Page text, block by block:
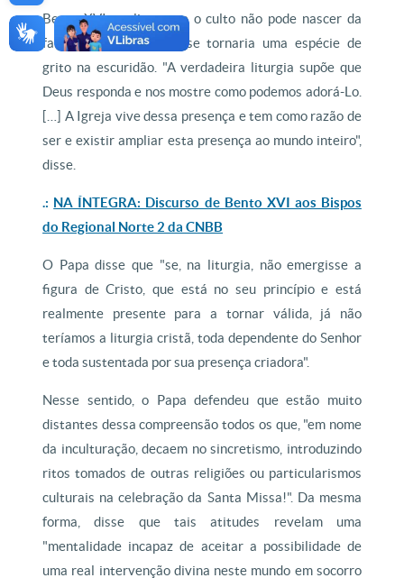
Bento XVI explicou que o culto não pode nascer da
fantasia humana, pois se tornaria uma espécie de
grito na escuridão. "A verdadeira liturgia supõe que
Deus responda e nos mostre como podemos adorá-Lo.
[…] A Igreja vive dessa presença e tem como razão de
ser e existir ampliar esta presença ao mundo inteiro",
disse.
.: NA ÍNTEGRA: Discurso de Bento XVI aos Bispos
do Regional Norte 2 da CNBB
O Papa disse que "se, na liturgia, não emergisse a
figura de Cristo, que está no seu princípio e está
realmente presente para a tornar válida, já não
teríamos a liturgia cristã, toda dependente do Senhor
e toda sustentada por sua presença criadora".
Nesse sentido, o Papa defendeu que estão muito
distantes dessa compreensão todos os que, "em nome
da inculturação, decaem no sincretismo, introduzindo
ritos tomados de outras religiões ou particularismos
culturais na celebração da Santa Missa!". Da mesma
forma, disse que tais atitudes revelam uma
"mentalidade incapaz de aceitar a possibilidade de
uma real intervenção divina neste mundo em socorro